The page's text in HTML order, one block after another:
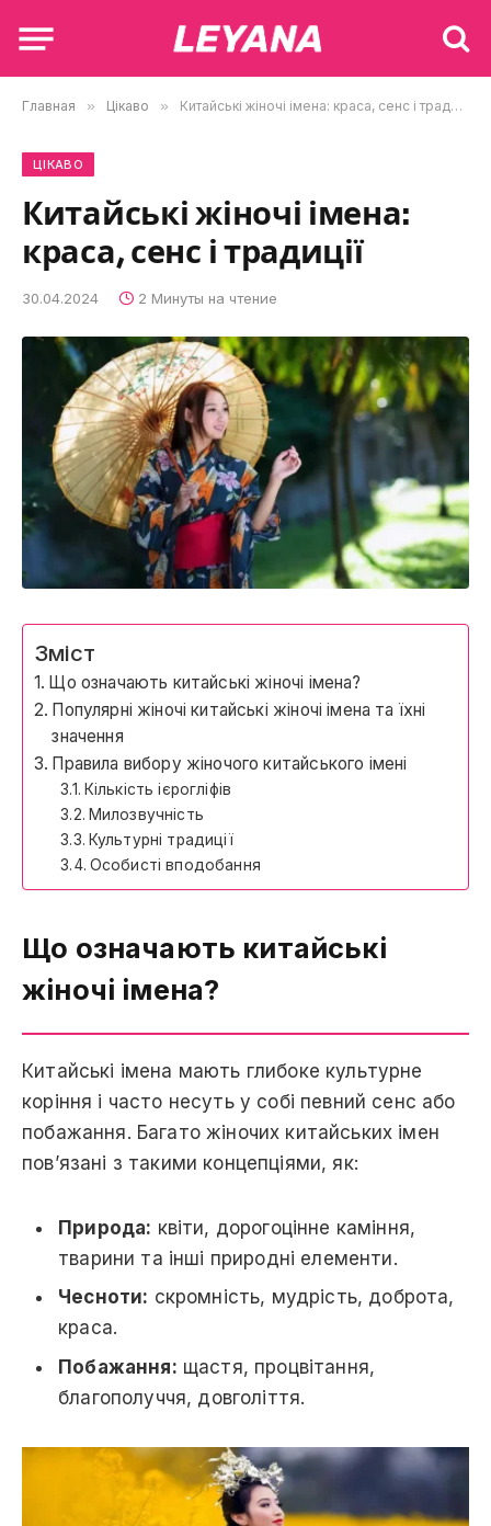
Главная » Цікаво » Китайські жіночі імена: краса, сенс і традиції
ЦІКАВО
Китайські жіночі імена:
краса, сенс і традиції
30.04.2024 2 Минуты на чтение
Зміст
Що означають китайські жіночі імена?
Популярні жіночі китайські жіночі імена та їхні
значення
Правила вибору жіночого китайського імені
Кількість ієрогліфів
Милозвучність
Культурні традиції
Особисті вподобання
Що означають китайські
жіночі імена?
Китайські імена мають глибоке культурне
коріння і часто несуть у собі певний сенс або
побажання. Багато жіночих китайських імен
пов’язані з такими концепціями, як:
Природа: квіти, дорогоцінне каміння,
тварини та інші природні елементи.
Чесноти: скромність, мудрість, доброта,
краса.
Побажання: щастя, процвітання,
благополуччя, довголіття.